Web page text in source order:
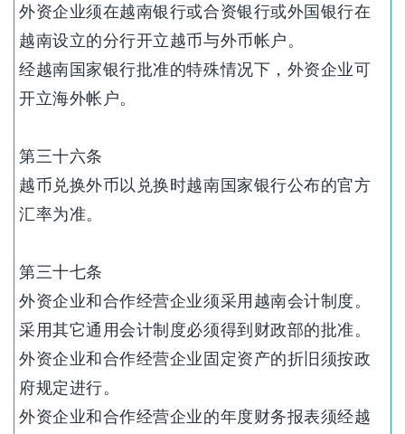
外资企业须在越南银行或合资银行或外国银行在
越南设立的分行开立越币与外币帐户。
经越南国家银行批准的特殊情况下，外资企业可
开立海外帐户。
第三十六条
越币兑换外币以兑换时越南国家银行公布的官方
汇率为准。
第三十七条
外资企业和合作经营企业须采用越南会计制度。
采用其它通用会计制度必须得到财政部的批准。
外资企业和合作经营企业固定资产的折旧须按政
府规定进行。
外资企业和合作经营企业的年度财务报表须经越